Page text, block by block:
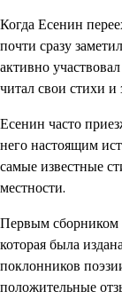
Когда Есенин
почти сразу
активно
читал свои стихи и
Есенин часто
него настоящим
самые известные
местности.
Первым сборником
которая была
поклонников
положительные